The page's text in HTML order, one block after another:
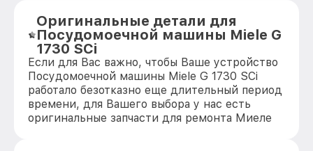
Оригинальные детали для
Посудомоечной машины Miele G
1730 SCi
Если для Вас важно, чтобы Ваше устройство
Посудомоечной машины Miele G 1730 SCi
работало безотказно еще длительный период
времени, для Вашего выбора у нас есть
оригинальные запчасти для ремонта Миеле